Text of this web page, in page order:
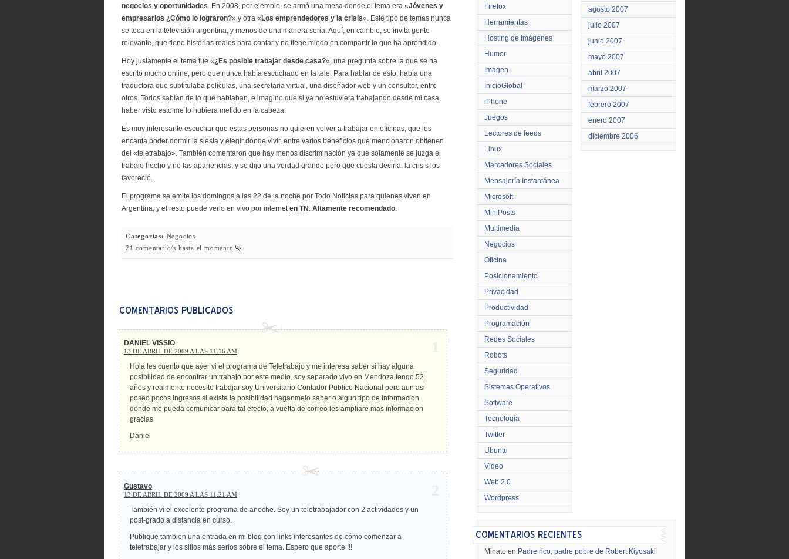
negocios y oportunidades. En 2008, por ejemplo, se armó una mesa donde el tema era «Jóvenes y
empresarios ¿Cómo lo lograron?» y otra « Los emprendedores y la crisis«. Este tipo de temas nunca
se toca en la televisión argentina, y menos de una manera seria. Aquí, en cambio, se invita gente
relevante, que tiene historias reales para contar y no tiene miedo en compartir lo que ha aprendido.
Hoy justamente el tema fue «¿Es posible trabajar desde casa?«, una pregunta sobre la que se ha
escrito mucho online, pero que nunca había escuchado en la tele. Para hablar de esto, había una
traductora que subtitulaba películas, una secretaria virtual, una diseñador web y un consultor, entre
otros. Todos sabían de lo que hablaban, e imagino que si ya no estuviera trabajando desde mi casa,
haber visto esto me lo hubiera metido en la cabeza.
Es muy interesante escuchar que estas personas no quieren volver a trabajar en oficinas, que les
encanta poder dormir la siesta y elegir donde vivir, entre varios beneficios que mencionaron obtienen
del «teletrabajo». También comentaron que hay menos discriminación ya que solamente se juzga el
trabajo hecho y no las apariencias, y se dijo una verdad grande pero que cuesta decirla, la crisis los
favoreció.
El programa se emite los domingos a las 22 de la noche por Todo Noticias para quienes viven en
Argentina, y el resto puede verlo en vivo por interneten TN . Altamente recomendado.
Categorías: Negocios
21 comentario/s hasta el momento
DANIEL VISSIO
13 DE ABRIL DE 2009 A LAS 11:16 AM
Hola les cuento que ayer vi el programa de Teletrabajo y me interesa saber si hay alguna
posibilidad de encontrar un trabajo por este medio, soy separado vivo en Mendoza tengo 52
años y realmente necesito trabajar soy Universitario Contador Publico Nacional pero aun asi
poseo pocos ingresos si existe la posibilidad haganmelo saber o algun tipo de informacion
donde me pueda comunicar para tal efecto, a vuelta de correo les ampliare mas informacion
gracias
Daniel
Gustavo
13 DE ABRIL DE 2009 A LAS 11:21 AM
También vi el excelente programa de anoche. Soy un teletrabajador con 2 actividades y un
post-grado a distancia en curso.
Publique tambien una entrada en mi blog con links interesantes de cómo comenzar a
teletrabajar y los sitios más serios sobre el tema. Espero que aporte !!!
Firefox
Herramientas
Hosting de Imágenes
Humor
Imagen
InicioGlobal
iPhone
Juegos
Lectores de feeds
Linux
Marcadores Sociales
Mensajería Instantánea
Microsoft
MiniPosts
Multimedia
Negocios
Oficina
Posicionamiento
Privacidad
Productividad
Programación
Redes Sociales
Robots
Seguridad
Sistemas Operativos
Software
Tecnología
Twitter
Ubuntu
Video
Web 2.0
Wordpress
agosto 2007
julio 2007
junio 2007
mayo 2007
abril 2007
marzo 2007
febrero 2007
enero 2007
diciembre 2006
Minato en Padre rico, padre pobre de Robert Kiyosaki